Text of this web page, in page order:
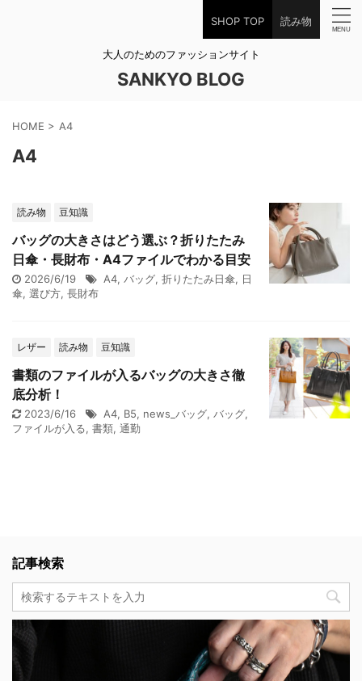
SHOP TOP 読み物
大人のためのファッションサイト
SANKYO BLOG
HOME > A4
A4
読み物 豆知識
バッグの大きさはどう選ぶ？折りたたみ
日傘・長財布・A4ファイルでわかる目安
2026/6/19 A4, バッグ, 折りたたみ日傘, 日
傘, 選び方, 長財布
レザー 読み物 豆知識
書類のファイルが入るバッグの大きさ徹
底分析！
2023/6/16 A4, B5, news_バッグ, バッグ,
ファイルが入る, 書類, 通勤
記事検索